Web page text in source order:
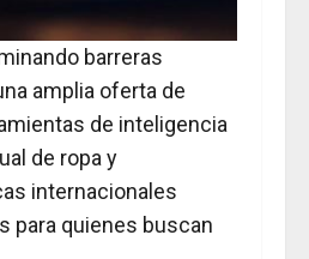
barreras
amplia oferta de
de inteligencia
de ropa y
internacionales
para quienes buscan